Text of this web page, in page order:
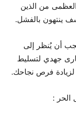
من الذين
ينتهون بالفشل.
يجب أن يُنظر إلى
جهدي لتسليط
لزيادة فرص نجاحك.
الحر :